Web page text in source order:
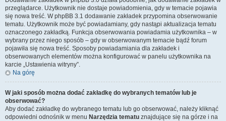
przeglądarce. Użytkownik nie dostaje powiadomienia, gdy w temacie pojawia
się nowa treść. W phpBB 3.1 dodawanie zakładek przypomina obserwowanie
tematu. Użytkownik może być powiadamiany, gdy nastąpi aktualizacja tematu
oznaczonego zakładką. Funkcja obserwowania powiadamia użytkownika – w
wybrany przez niego sposób – gdy w obserwowanym temacie bądź forum
pojawiła się nowa treść. Sposoby powiadamiania dla zakładek i
obserwowanych elementów można konfigurować w panelu użytkownika na
karcie „Ustawienia witryny”.
Na górę
W jaki sposób można dodać zakładkę do wybranych tematów lub je
obserwować?
Aby dodać zakładkę do wybranego tematu lub go obserwować, należy kliknąć
odpowiedni odnośnik w menu Narzędzia tematu znajdujące się na górze i na